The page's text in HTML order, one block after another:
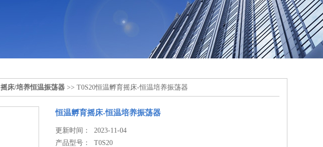
摇床/培养恒温振荡器 >> T0S20恒温孵育摇床-恒温培养振荡器
恒温孵育摇床-恒温培养振荡器
更新时间： 2023-11-04
产品型号：T0S20